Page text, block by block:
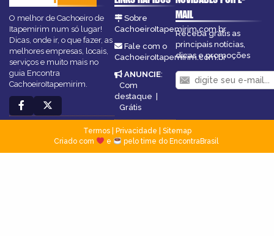
O melhor de Cachoeiro de
Itapemirim num só lugar!
Dicas, onde ir, o que fazer, as
melhores empresas, locais,
serviços e muito mais no
guia Encontra
CachoeiroItapemirim.
Sobre
CachoeiroItapemirim.com.br
Fale com o
CachoeiroItapemirim.com.br
ANUNCIE:
Com
destaque |
Grátis
MAIL
Receba grátis as
principais notícias,
dicas e promoções
Termos| Privacidade
Sitemap
Criado com
e pelo time do EncontraBrasil